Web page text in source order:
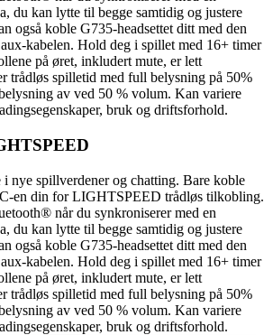
du kan lytte til begge samtidig og justere
også koble G735-headsettet ditt med den
kabelen. Hold deg i spillet med 16+ timer
på øret, inkludert mute, er lett
trådløs spilletid med full belysning på 50%
av ved 50 % volum. Kan variere
bruk og driftsforhold.
i nye spillverdener og chatting. Bare koble
en din for LIGHTSPEED trådløs tilkobling.
når du synkroniserer med en
du kan lytte til begge samtidig og justere
også koble G735-headsettet ditt med den
kabelen. Hold deg i spillet med 16+ timer
på øret, inkludert mute, er lett
trådløs spilletid med full belysning på 50%
av ved 50 % volum. Kan variere
bruk og driftsforhold.